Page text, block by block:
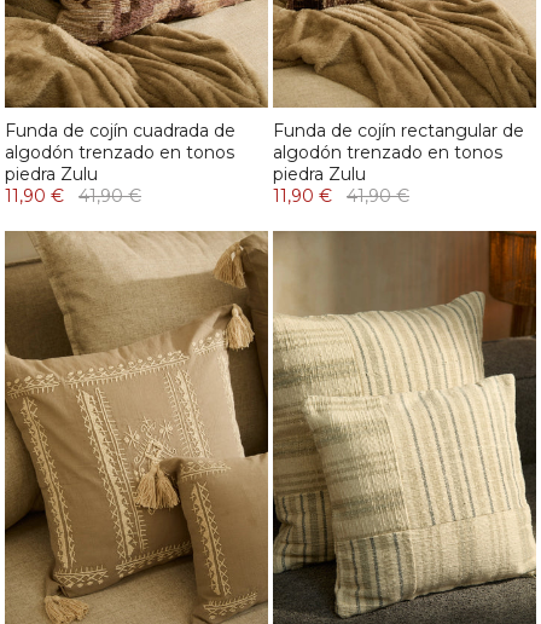
Funda de cojín cuadrada de
algodón trenzado en tonos
piedra Zulu
11,90 €
41,90 €
Funda de cojín rectangular de
algodón trenzado en tonos
piedra Zulu
11,90 €
41,90 €